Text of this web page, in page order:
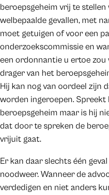
beroepsgeheim vrij te
welbepaalde gevallen, met
moet getuigen of voor een
onderzoekscommissie en
een ordonnantie u ertoe zou
drager van het
Hij kan nog van oordeel zijn
worden ingeroepen.
beroepsgeheim maar is hij
dat door te spreken de
vrijuit gaat.
Er kan daar slechts één
noodweer. Wanneer de
verdedigen en niet anders